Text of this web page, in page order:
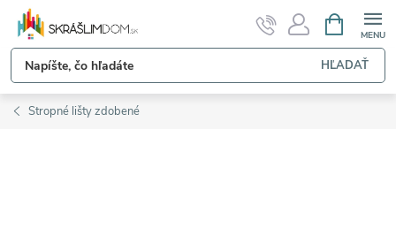
Prejsť
obsah
HĽADAŤ
KOŠÍK
Stropné lišty zdobené